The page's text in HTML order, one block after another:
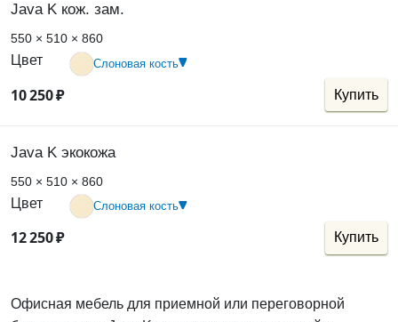
Java K кож. зам.
550 × 510 × 860
Цвет Слоновая кость
10250₽ Купить
Java K экокожа
550 × 510 × 860
Цвет Слоновая кость
12250₽ Купить
Офисная мебель для приемной или переговорной